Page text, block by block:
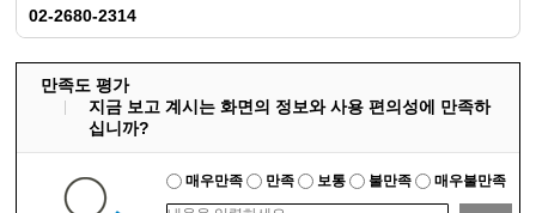
02-2680-2314
만족도 평가
지금 보고 계시는 화면의 정보와 사용 편의성에 만족하
십니까?
매우만족 만족 보통 불만족 매우불만족